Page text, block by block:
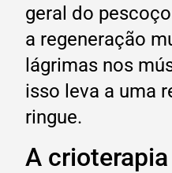
geral do
a regeneração
lágrimas nos
isso leva a uma
ringue.
A